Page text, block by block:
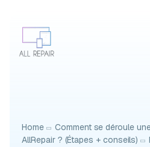
Home
Comment se déroule
AllRepair ? (Étapes + conseils)